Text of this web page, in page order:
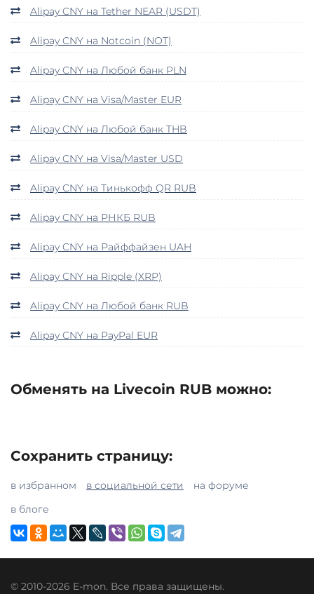
Alipay CNY на Tether NEAR (USDT)
Alipay CNY на Notcoin (NOT)
Alipay CNY на Любой банк PLN
Alipay CNY на Visa/Master EUR
Alipay CNY на Любой банк THB
Alipay CNY на Visa/Master USD
Alipay CNY на Тинькофф QR RUB
Alipay CNY на РНКБ RUB
Alipay CNY на Райффайзен UAH
Alipay CNY на Ripple (XRP)
Alipay CNY на Любой банк RUB
Alipay CNY на PayPal EUR
Обменять на Livecoin RUB можно:
Сохранить страницу:
в избранном в социальной сети
на форуме
в блоге
© 2010-2026 E-mon. Все права защищены.